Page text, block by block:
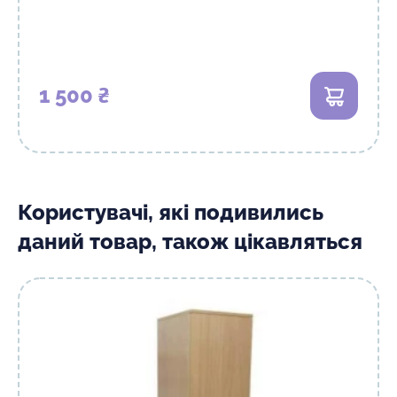
1 500 ₴ В кошик
Користувачі, які подивились
даний товар, також цікавляться